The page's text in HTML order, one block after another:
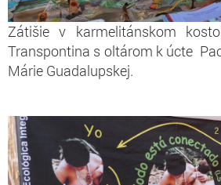
Zátišie v karmelitánskom
Transpontina s oltárom k úcte
Márie Guadalupskej.